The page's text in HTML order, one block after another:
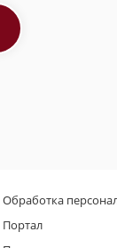
Обработка
Портал